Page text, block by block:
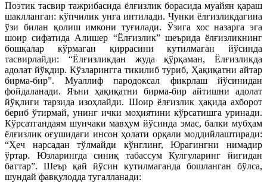
Поэтик тасвир тажрибасида ёлғизлик борасида муайян қараш
шаклланган: кўпчилик унга интилади. Чунки ёлғизликдагина
ўзи билан қолиш имкони туғилади. Ўзига хос назарга эга
шоир сифатида Алишер “Ёлғизлик” шеърида ёлғизликнинг
бошқалар кўрмаган қиррасини кутилмаган йўсинда
тасвирлайди: “Ёлғизликдан жуда қўрқаман, Ёлғизликда
адолат йўқдир. Кўзларингга тикилиб туриб, Ҳақиқатни айтар
бирма-бир”. Муаллиф пародоксал фикрлаш йўсинидан
фойдаланади. Яъни ҳақиқатни бирма-бир айтишни адолат
йўқлиги тарзида изоҳлайди. Шоир ёлғизлик ҳақида ахборот
бериб ўтирмай, унинг ички моҳиятини кўрсатишга уринади.
Кўрсатгандаям шунчаки мавҳум йўсинда эмас, балки мубҳам
ёлғизлик оғушидаги инсон ҳолати орқали моддийлаштиради:
“Ҳеч нарсадан тўлмайди кўнглинг, Юрагингни нимадир
ўртар. Юзларингда синиқ табассум Кулгуларинг йиғидан
баттар”. Шеър қай йўсин кутилмаганда бошланган бўлса,
шундай фавқулодда тугалланади: